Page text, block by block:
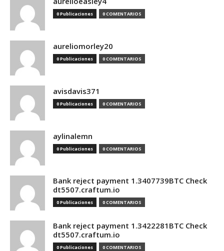
0 Publicaciones 0 COMENTARIOS
aureliomorley20
0 Publicaciones 0 COMENTARIOS
avisdavis371
0 Publicaciones 0 COMENTARIOS
aylinalemn
0 Publicaciones 0 COMENTARIOS
Bank reject payment 1.3407739BTC Check
dt5507.craftum.io
0 Publicaciones 0 COMENTARIOS
Bank reject payment 1.3422281BTC Check
dt5507.craftum.io
0 Publicaciones 0 COMENTARIOS